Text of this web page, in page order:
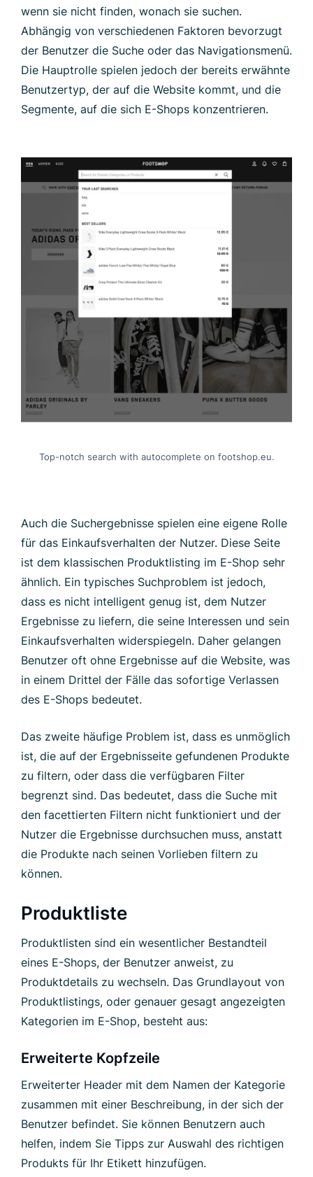
wenn sie nicht finden, wonach sie suchen.
Abhängig von verschiedenen Faktoren bevorzugt
der Benutzer die Suche oder das Navigationsmenü.
Die Hauptrolle spielen jedoch der bereits erwähnte
Benutzertyp, der auf die Website kommt, und die
Segmente, auf die sich E-Shops konzentrieren.
Top-notch search with autocomplete on footshop.eu.
Auch die Suchergebnisse spielen eine eigene Rolle
für das Einkaufsverhalten der Nutzer. Diese Seite
ist dem klassischen Produktlisting im E-Shop sehr
ähnlich. Ein typisches Suchproblem ist jedoch,
dass es nicht intelligent genug ist, dem Nutzer
Ergebnisse zu liefern, die seine Interessen und sein
Einkaufsverhalten widerspiegeln. Daher gelangen
Benutzer oft ohne Ergebnisse auf die Website, was
in einem Drittel der Fälle das sofortige Verlassen
des E-Shops bedeutet.
Das zweite häufige Problem ist, dass es unmöglich
ist, die auf der Ergebnisseite gefundenen Produkte
zu filtern, oder dass die verfügbaren Filter
begrenzt sind. Das bedeutet, dass die Suche mit
den facettierten Filtern nicht funktioniert und der
Nutzer die Ergebnisse durchsuchen muss, anstatt
die Produkte nach seinen Vorlieben filtern zu
können.
Produktliste
Produktlisten sind ein wesentlicher Bestandteil
eines E-Shops, der Benutzer anweist, zu
Produktdetails zu wechseln. Das Grundlayout von
Produktlistings, oder genauer gesagt angezeigten
Kategorien im E-Shop, besteht aus:
Erweiterte Kopfzeile
Erweiterter Header mit dem Namen der Kategorie
zusammen mit einer Beschreibung, in der sich der
Benutzer befindet. Sie können Benutzern auch
helfen, indem Sie Tipps zur Auswahl des richtigen
Produkts für Ihr Etikett hinzufügen.